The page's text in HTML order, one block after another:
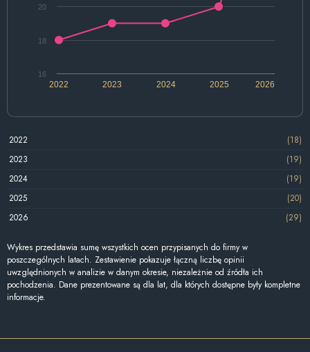
2022 2024 2026
2023 2025
16
18
20
2022
(18)
2023
(19)
2024
(19)
2025
(20)
2026
(29)
Wykres przedstawia sumę wszystkich ocen przypisanych do firmy w
poszczególnych latach. Zestawienie pokazuje łączną liczbę opinii
uwzględnionych w analizie w danym okresie, niezależnie od źródła ich
pochodzenia. Dane prezentowane są dla lat, dla których dostępne były kompletne
informacje.